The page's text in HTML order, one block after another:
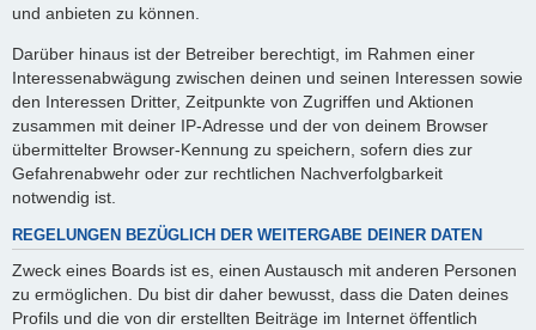
und anbieten zu können.
Darüber hinaus ist der Betreiber berechtigt, im Rahmen einer
Interessenabwägung zwischen deinen und seinen Interessen sowie
den Interessen Dritter, Zeitpunkte von Zugriffen und Aktionen
zusammen mit deiner IP-Adresse und der von deinem Browser
übermittelter Browser-Kennung zu speichern, sofern dies zur
Gefahrenabwehr oder zur rechtlichen Nachverfolgbarkeit
notwendig ist.
REGELUNGEN BEZÜGLICH DER WEITERGABE DEINER DATEN
Zweck eines Boards ist es, einen Austausch mit anderen Personen
zu ermöglichen. Du bist dir daher bewusst, dass die Daten deines
Profils und die von dir erstellten Beiträge im Internet öffentlich